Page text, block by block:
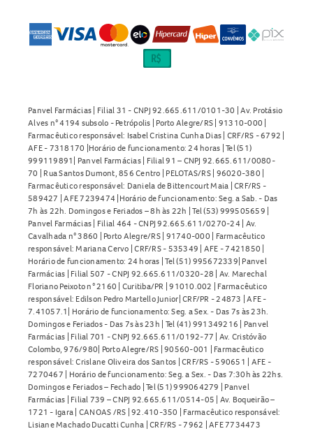
Panvel Farmácias | Filial 31 - CNPJ 92.665.611/0101-30 | Av. Protásio
Alves n° 4194 subsolo - Petrópolis | Porto Alegre/RS | 91310-000 |
Farmacêutico responsável: Isabel Cristina Cunha Dias | CRF/RS - 6792 |
AFE - 7318170 |Horário de funcionamento: 24 horas | Tel (51)
999119891| Panvel Farmácias | Filial 91 – CNPJ 92.665.611/0080-
70 | Rua Santos Dumont, 856 Centro | PELOTAS/RS | 96020-380 |
Farmacêutico responsável: Daniela de Bittencourt Maia | CRF/RS -
589427 | AFE 7239474 |Horário de funcionamento: Seg. a Sab. - Das
7h às 22h. Domingos e Feriados – 8h às 22h | Tel (53) 999505659 |
Panvel Farmácias | Filial 464 - CNPJ 92.665.611/0270-24 | Av.
Cavalhada n° 3860 | Porto Alegre/RS | 91740-000 | Farmacêutico
responsável: Mariana Cervo | CRF/RS - 535349 | AFE - 7421850 |
Horário de funcionamento: 24 horas | Tel (51) 995672339| Panvel
Farmácias | Filial 507 - CNPJ 92.665.611/0320-28 | Av. Marechal
Floriano Peixoto n° 2160 | Curitiba/PR | 91010.002 | Farmacêutico
responsável: Edilson Pedro Martello Junior| CRF/PR - 24873 | AFE -
7.41057.1| Horário de funcionamento: Seg. a Sex. - Das 7s às 23h.
Domingos e Feriados - Das 7s às 23h | Tel (41) 991349216 | Panvel
Farmácias | Filial 701 - CNPJ 92.665.611/0192-77 | Av. Cristóvão
Colombo, 976/980| Porto Alegre/RS | 90560-001 | Farmacêutico
responsável: Crislane Oliveira dos Santos | CRF/RS - 590651 | AFE -
7270467 | Horário de funcionamento: Seg. a Sex. - Das 7:30h às 22hs.
Domingos e Feriados – Fechado | Tel (51) 999064279 | Panvel
Farmácias | Filial 739 – CNPJ 92.665.611/0514-05 | Av. Boqueirão –
1721 - Igara | CANOAS /RS | 92.410-350 | Farmacêutico responsável:
Lisiane Machado Ducatti Cunha | CRF/RS - 7962 | AFE 7734473